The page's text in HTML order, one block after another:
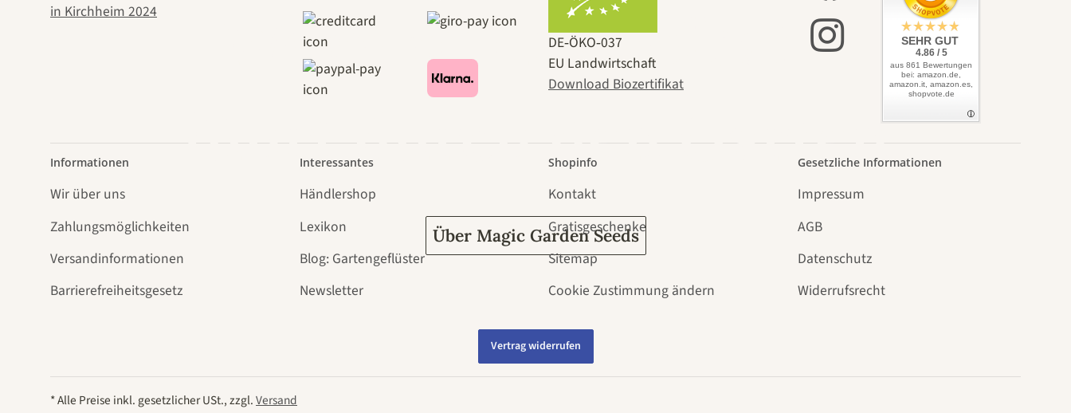
Wege zu uns selbst
führt durch den Garten
Über Magic Garden Seeds
DE‑ÖKO‑037
EU Landwirtschaft
Download Biozertifikat
SEHR GUT
4.86 / 5
aus 861 Bewertungen
bei: amazon.de,
amazon.it, amazon.es,
shopvote.de
Informationen
Wir über uns
Zahlungsmöglichkeiten
Versandinformationen
Barrierefreiheitsgesetz
Interessantes
Händlershop
Lexikon
Blog: Gartengeflüster
Newsletter
Shopinfo
Kontakt
Gratisgeschenke
Sitemap
Cookie Zustimmung ändern
Gesetzliche Informationen
Impressum
AGB
Datenschutz
Widerrufsrecht
Vertrag widerrufen
* Alle Preise inkl. gesetzlicher USt., zzgl.Versand